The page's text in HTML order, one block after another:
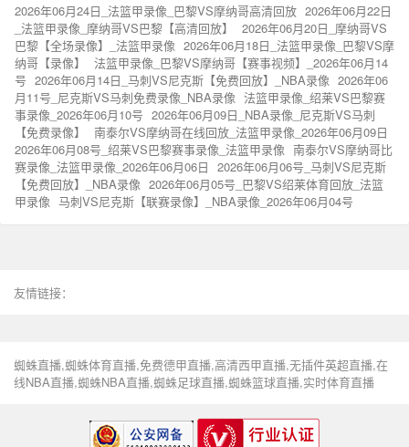
2026年06月24日_法篮甲录像_巴黎VS摩纳哥高清回放 2026年06月22日
_法篮甲录像_摩纳哥VS巴黎【高清回放】
2026年06月20日_摩纳哥VS
巴黎【全场录像】_法篮甲录像 2026年06月18日_法篮甲录像_巴黎VS摩
纳哥【录像】
法篮甲录像_巴黎VS摩纳哥【赛事视频】_2026年06月14
号 2026年06月14日_马刺VS尼克斯【免费回放】_NBA录像 2026年06
月11号_尼克斯VS马刺免费录像_NBA录像 法篮甲录像_绍莱VS巴黎赛
事录像_2026年06月10号 2026年06月09日_NBA录像_尼克斯VS马刺
【免费录像】
南泰尔VS摩纳哥在线回放_法篮甲录像_2026年06月09日
2026年06月08号_绍莱VS巴黎赛事录像_法篮甲录像 南泰尔VS摩纳哥比
赛录像_法篮甲录像_2026年06月06日 2026年06月06号_马刺VS尼克斯
【免费回放】_NBA录像 2026年06月05号_巴黎VS绍莱体育回放_法篮
甲录像 马刺VS尼克斯【联赛录像】_NBA录像_2026年06月04号
友情链接：
蜘蛛直播,蜘蛛体育直播,免费德甲直播,高清西甲直播,无插件英超直播,在
线NBA直播,蜘蛛NBA直播,蜘蛛足球直播,蜘蛛篮球直播,实时体育直播